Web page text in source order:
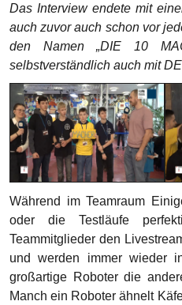
Das Interview endete mit
auch zuvor auch schon vor
den Namen „DIE 10
selbstverständlich auch mit
Während im Teamraum
oder die Testläufe
Teammitglieder den
und werden immer wieder
großartige Roboter die
Manch ein Roboter ähnelt